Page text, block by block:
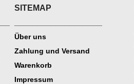
SITEMAP
Über uns
Zahlung und Versand
Warenkorb
Impressum